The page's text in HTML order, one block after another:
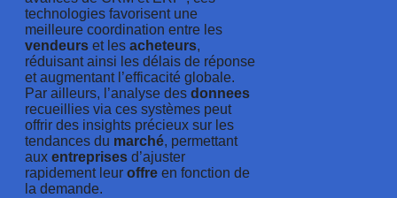
technologies favorisent une
meilleure coordination entre les
vendeurs et les acheteurs,
réduisant ainsi les délais de réponse
et augmentant l’efficacité globale.
Par ailleurs, l’analyse des donnees
recueillies via ces systèmes peut
offrir des insights précieux sur les
tendances du marché, permettant
aux entreprises d’ajuster
rapidement leur offre en fonction de
la demande.